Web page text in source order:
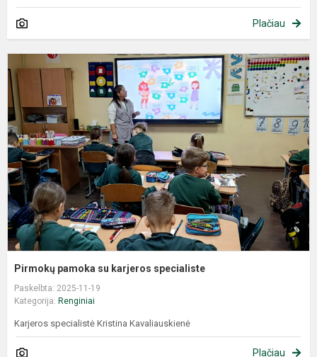
Plačiau
Pirmokų pamoka su karjeros specialiste
Paskelbta: 2025-11-19
Kategorija: Renginiai
Karjeros specialistė Kristina Kavaliauskienė
Plačiau